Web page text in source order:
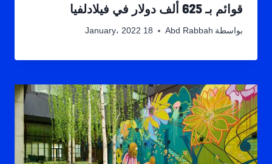
قوائم بـ 625 ألف دولار في فيلادلفيا
بواسطة Abd Rabbah 18 January، 2022